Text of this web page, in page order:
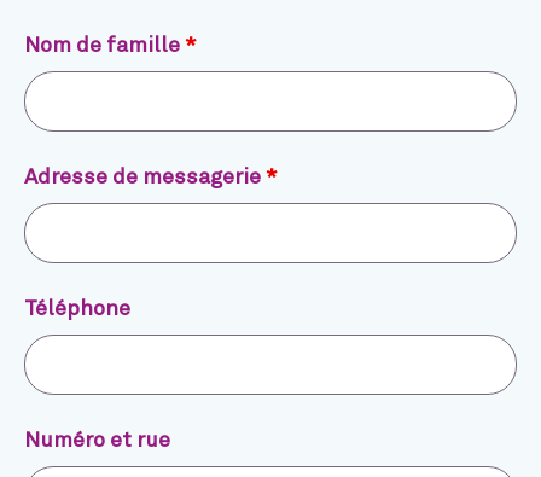
Nom de famille *
Adresse de messagerie *
Téléphone
Numéro et rue